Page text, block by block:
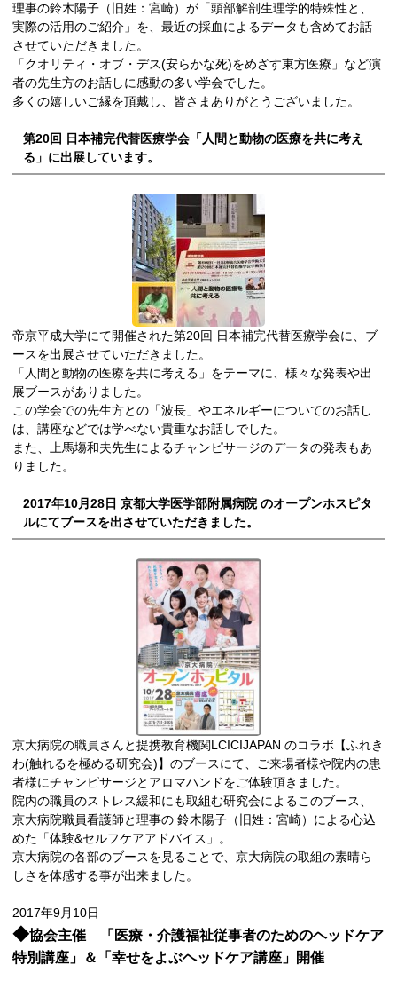
理事の鈴木陽子（旧姓：宮崎）が「頭部解剖生理学的特殊性と、
実際の活用のご紹介」を、最近の採血によるデータも含めてお話
させていただきました。
「クオリティ・オブ・デス(安らかな死)をめざす東方医療」など演
者の先生方のお話しに感動の多い学会でした。
多くの嬉しいご縁を頂戴し、皆さまありがとうございました。
第20回 日本補完代替医療学会「人間と動物の医療を共に考え
る」に出展しています。
帝京平成大学にて開催された第20回 日本補完代替医療学会に、ブ
ースを出展させていただきました。
「人間と動物の医療を共に考える」をテーマに、様々な発表や出
展ブースがありました。
この学会での先生方との「波長」やエネルギーについてのお話し
は、講座などでは学べない貴重なお話しでした。
また、上馬塲和夫先生によるチャンピサージのデータの発表もあ
りました。
2017年10月28日 京都大学医学部附属病院 のオープンホスピタ
ルにてブースを出させていただきました。
京大病院の職員さんと提携教育機関LCICIJAPAN のコラボ【ふれき
わ(触れるを極める研究会)】のブースにて、ご来場者様や院内の患
者様にチャンピサージとアロマハンドをご体験頂きました。
院内の職員のストレス緩和にも取組む研究会によるこのブース、
京大病院職員看護師と理事の 鈴木陽子（旧姓：宮崎）による心込
めた「体験&セルフケアアドバイス」。
京大病院の各部のブースを見ることで、京大病院の取組の素晴ら
しさを体感する事が出来ました。
2017年9月10日
◆協会主催 「医療・介護福祉従事者のためのヘッドケア
特別講座」＆「幸せをよぶヘッドケア講座」開催